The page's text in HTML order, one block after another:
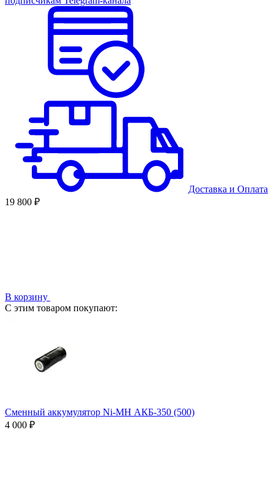
Доставка и Оплата
19 800 ₽
В корзину
С этим товаром покупают:
Сменный аккумулятор Ni-MH АКБ-350 (500)
4 000 ₽